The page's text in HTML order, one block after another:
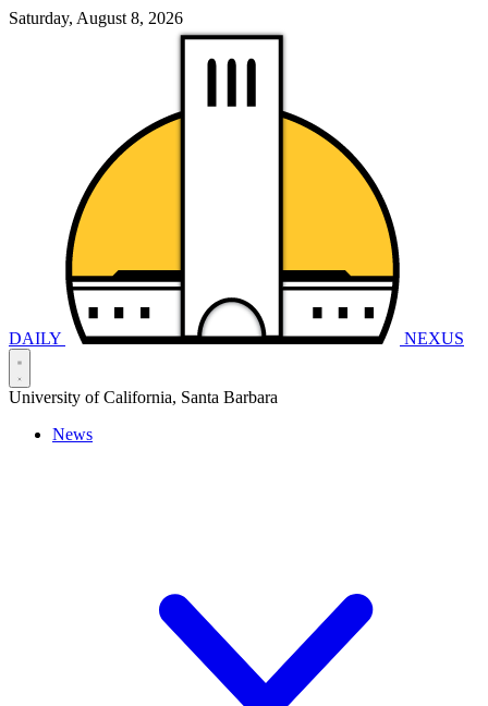
Saturday, August 8, 2026
DAILY NEXUS
University of California, Santa Barbara
News